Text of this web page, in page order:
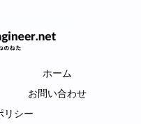
ホーム
お問い合わせ
リシー